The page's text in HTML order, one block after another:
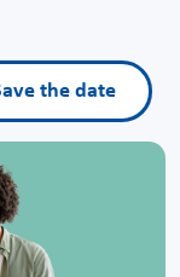
the date